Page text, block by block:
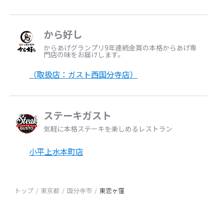
から好し
からあげグランプリ9年連続金賞の本格からあげ専
門店の味をお届けします。
（取扱店：ガスト西国分寺店）
ステーキガスト
気軽に本格ステーキを楽しめるレストラン
小平上水本町店
トップ 東京都 国分寺市 東恋ヶ窪